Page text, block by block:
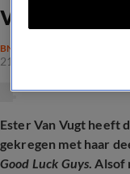
voor
BN'ERS
21 jan 2026, 18:11
Ester Van Vugt heeft
gekregen met haar
Good Luck Guys. Alsof